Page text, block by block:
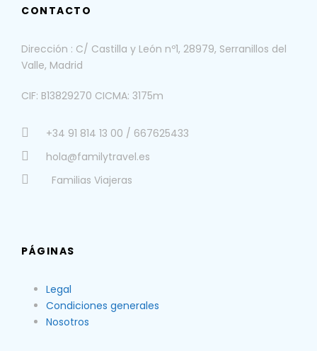
CONTACTO
Dirección : C/ Castilla y León nº1, 28979, Serranillos del
Valle, Madrid
CIF: B13829270 CICMA: 3175m
+34 91 814 13 00 / 667625433
hola@familytravel.es
Familias Viajeras
PÁGINAS
Legal
Condiciones generales
Nosotros